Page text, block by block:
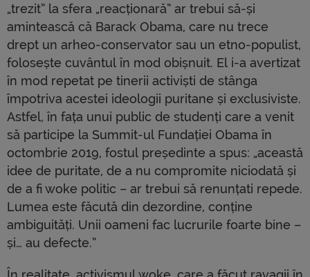
„trezit” la sfera „reacționară” ar trebui să-și
amintească că Barack Obama, care nu trece
drept un arheo-conservator sau un etno-populist,
folosește cuvântul în mod obișnuit. El i-a avertizat
în mod repetat pe tinerii activiști de stânga
împotriva acestei ideologii puritane și exclusiviste.
Astfel, în fața unui public de studenți care a venit
să participe la Summit-ul Fundației Obama în
octombrie 2019, fostul președinte a spus: „această
idee de puritate, de a nu compromite niciodată și
de a fi woke politic – ar trebui să renunțati repede.
Lumea este făcută din dezordine, conține
ambiguități. Unii oameni fac lucrurile foarte bine –
și… au defecte.”